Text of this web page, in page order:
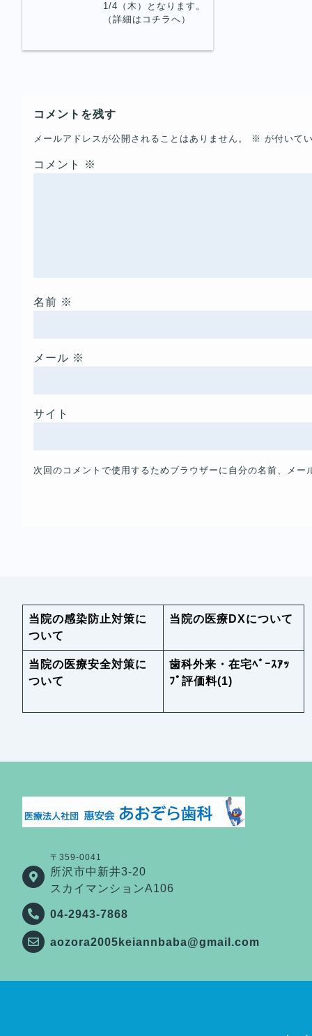
1/4（木）となります。
（詳細はコチラへ）
コメントを残す
メールアドレスが公開されることはありません。 ※ が付いて
コメント ※
名前 ※
メール ※
サイト
次回のコメントで使用するためブラウザーに自分の名前、メー
当院の感染防止対策に
ついて
当院の医療DXについて
当院の医療安全対策に
ついて
歯科外来・在宅ﾍﾞｰｽｱｯ
ﾌﾟ評価料(1)
〒359-0041
所沢市中新井3-20
スカイマンションA106
04-2943-7868
aozora2005keiannbaba@gmail.com